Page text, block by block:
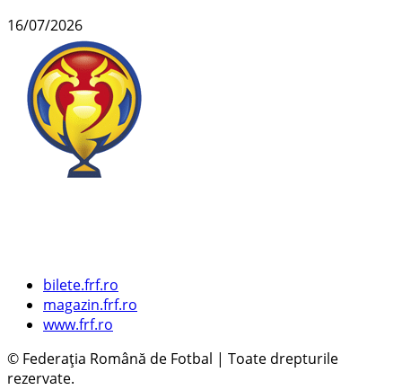
16/07/2026
bilete.frf.ro
magazin.frf.ro
www.frf.ro
© Federația Română de Fotbal | Toate drepturile
rezervate.